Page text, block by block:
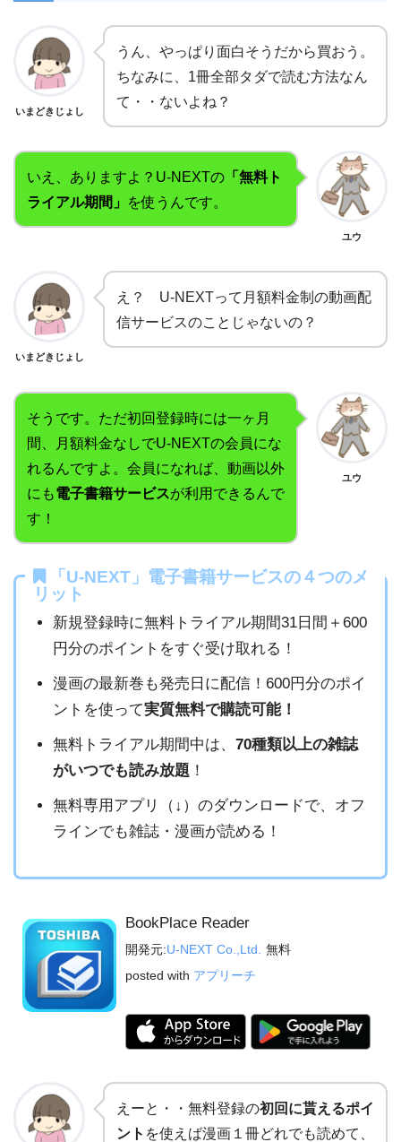
いまどきじょし
うん、やっぱり面白そうだから買おう。
ちなみに、1冊全部タダで読む方法なん
て・・ないよね？
いえ、ありますよ？U-NEXTの 「無料ト
ライアル期間」 を使うんです。
ユウ
いまどきじょし
え？ U-NEXTって月額料金制の動画配
信サービスのことじゃないの？
そうです。ただ初回登録時には一ヶ月
間、月額料金なしでU-NEXTの会員にな
れるんですよ。会員になれば、動画以外
にも電子書籍サービスが利用できるんで
す！
ユウ
「U-NEXT」電子書籍サービスの４つのメ
リット
新規登録時に無料トライアル期間31日間＋600
円分のポイントをすぐ受け取れる！
漫画の最新巻も発売日に配信！600円分のポイ
ントを使って実質無料で購読可能！
無料トライアル期間中は、70種類以上の雑誌
がいつでも読み放題 ！
無料専用アプリ（↓）のダウンロードで、オフ
ラインでも雑誌・漫画が読める！
BookPlace Reader
開発元:U-NEXT Co.,Ltd.
無料
posted with アプリーチ
えーと・・無料登録の初回に貰えるポイ
ント を使えば漫画１冊どれでも読めて、